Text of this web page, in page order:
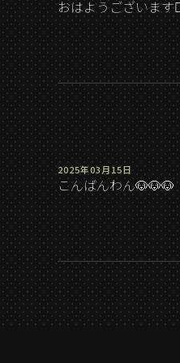
おはようございます
2025年03月15日
こんばんわん🐶🐶🐶